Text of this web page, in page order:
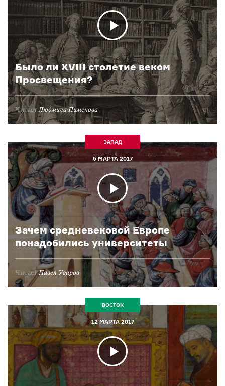
Было ли XVIII столетие веком
Просвещения?
ЧитаетЛюдмила Пименова
ЗАПАД
5 МАРТА 2017
Зачем средневековой Европе
понадобились университеты
ЧитаетПавел Уваров
ВОСТОК
12 МАРТА 2017